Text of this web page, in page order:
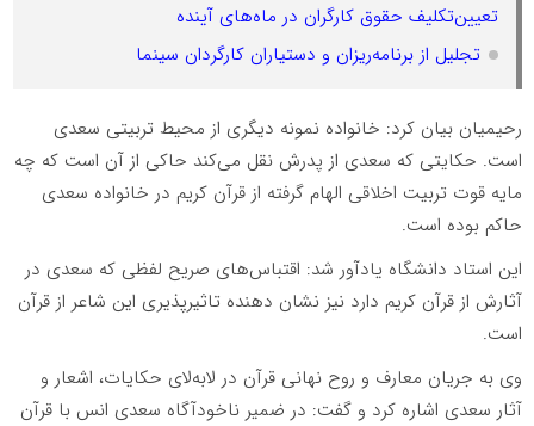
تعیین‌تکلیف حقوق کارگران در ماه‌های آینده
تجلیل از برنامه‌ریزان و دستیاران کارگردان سینما
رحیمیان بیان کرد: خانواده نمونه دیگری از محیط تربیتی سعدی
است. حکایتی که سعدی از پدرش نقل می‌کند حاکی از آن است که چه
مایه قوت تربیت اخلاقی الهام گرفته از قرآن کریم در خانواده سعدی
حاکم بوده است.
این استاد دانشگاه یادآور شد: اقتباس‌های صریح لفظی که سعدی در
آثارش از قرآن کریم دارد نیز نشان دهنده تاثیرپذیری این شاعر از قرآن
است.
وی به جریان معارف و روح نهانی قرآن در لابه‌لای حکایات، اشعار و
آثار سعدی اشاره کرد و گفت: در ضمیر ناخودآگاه سعدی انس با قرآن